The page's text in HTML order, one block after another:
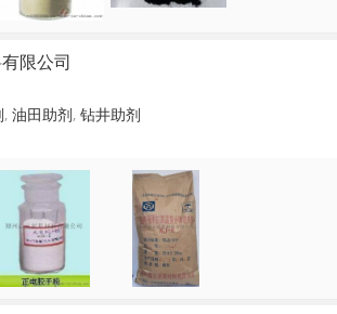
限公司
,油田助剂,钻井助剂